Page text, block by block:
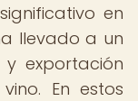
en
llevado a un
exportación
En estos